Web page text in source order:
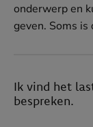
onderwerp en
geven. Soms
Ik vind het
bespreken.